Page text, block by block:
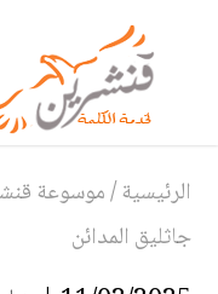
الرئيسية/موسوعة
جاثليق المدائن